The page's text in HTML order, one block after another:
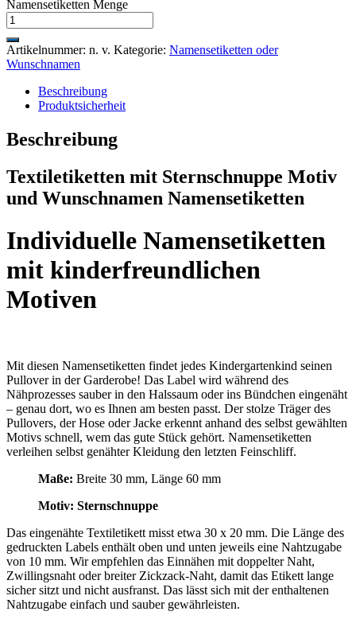
Namensetiketten Menge
Artikelnummer: n. v. Kategorie: Namensetiketten oder
Wunschnamen
Beschreibung
Produktsicherheit
Beschreibung
Textiletiketten mit Sternschnuppe Motiv
und Wunschnamen Namensetiketten
Individuelle Namensetiketten
mit kinderfreundlichen
Motiven
Mit diesen Namensetiketten findet jedes Kindergartenkind seinen
Pullover in der Garderobe! Das Label wird während des
Nähprozesses sauber in den Halssaum oder ins Bündchen eingenäht
– genau dort, wo es Ihnen am besten passt. Der stolze Träger des
Pullovers, der Hose oder Jacke erkennt anhand des selbst gewählten
Motivs schnell, wem das gute Stück gehört. Namensetiketten
verleihen selbst genähter Kleidung den letzten Feinschliff.
Maße: Breite 30 mm, Länge 60 mm
Motiv: Sternschnuppe
Das eingenähte Textiletikett misst etwa 30 x 20 mm. Die Länge des
gedruckten Labels enthält oben und unten jeweils eine Nahtzugabe
von 10 mm. Wir empfehlen das Einnähen mit doppelter Naht,
Zwillingsnaht oder breiter Zickzack-Naht, damit das Etikett lange
sicher sitzt und nicht ausfranst. Das lässt sich mit der enthaltenen
Nahtzugabe einfach und sauber gewährleisten.